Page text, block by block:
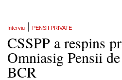
Interviu PENSII PRIVATE
CSSPP a respins
Omniasig Pensii
BCR